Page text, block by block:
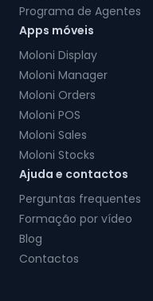
Programa de Agentes
Apps móveis
Moloni Display
Moloni Manager
Moloni Orders
Moloni POS
Moloni Sales
Moloni Stocks
Ajuda e contactos
Perguntas frequentes
Formação por vídeo
Blog
Contactos